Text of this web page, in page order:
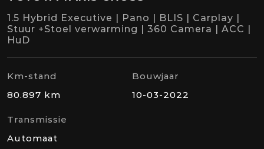
1.5 Hybrid Executive | Pano | BLIS | Carplay |
Stuur +Stoel verwarming | 360 Camera | ACC |
HuD
Km-stand
80.897 km
Bouwjaar
10-03-2022
Transmissie
Automaat